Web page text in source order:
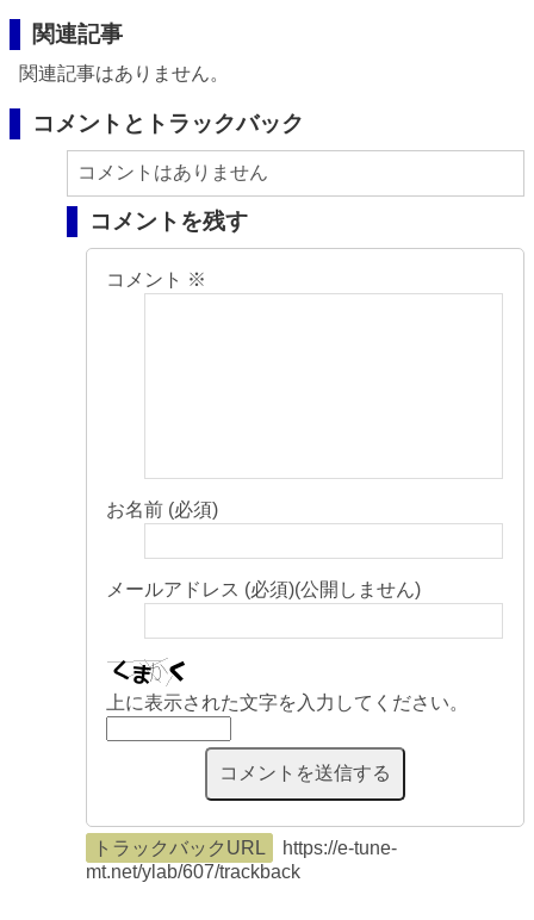
関連記事
関連記事はありません。
コメントとトラックバック
コメントはありません
コメントを残す
コメント ※
お名前 (必須)
メールアドレス (必須)(公開しません)
上に表示された文字を入力してください。
トラックバックURL
https://e-tune-
mt.net/ylab/607/trackback